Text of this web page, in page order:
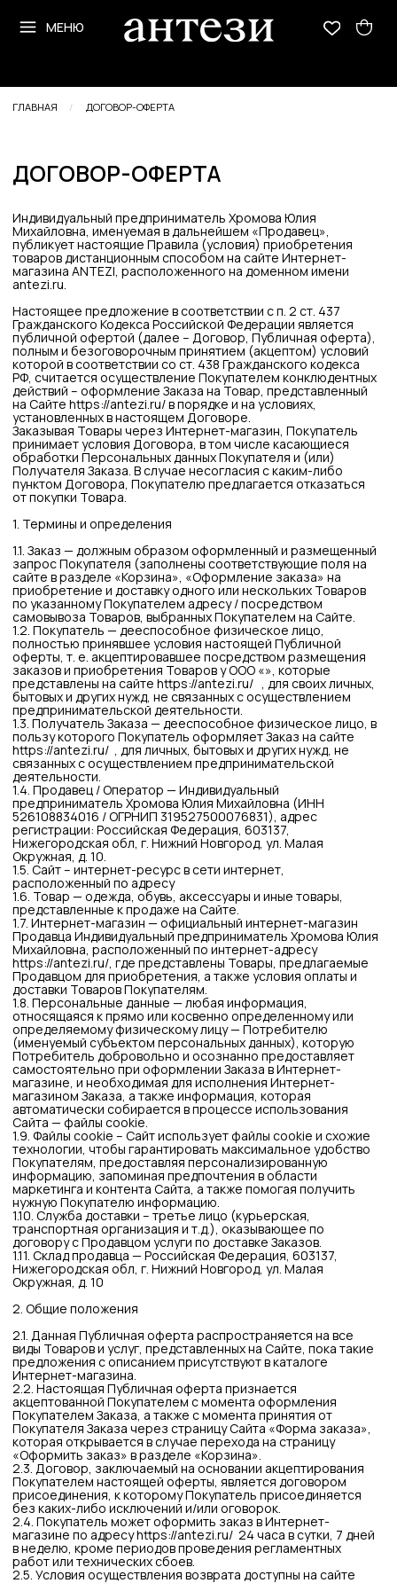
МЕНЮ
Михайловна, именуемая в дальнейшем «Продавец»,
публикует настоящие Правила (условия) приобретения
товаров дистанционным способом на сайте Интернет-
Настоящее предложение в соответствии с п. 2 ст. 437
Гражданского Кодекса Российской Федерации является
публичной офертой (далее – Договор, Публичная оферта),
полным и безоговорочным принятием (акцептом) условий
которой в соответствии со ст. 438 Гражданского кодекса
РФ, считается осуществление Покупателем конклюдентных
действий – оформление Заказа на Товар, представленный
на Сайтеhttps://antezi.ru/
Заказывая Товары через Интернет-магазин, Покупатель
принимает условия Договора, в том числе касающиеся
обработки Персональных данных Покупателя и (или)
Получателя Заказа. В случае несогласия с каким-либо
пунктом Договора, Покупателю предлагается отказаться
от покупки Товара.
1. Термины и определения
1.1. Заказ — должным образом оформленный и размещенный
запрос Покупателя (заполнены соответствующие поля на
сайте в разделе «Корзина», «Оформление заказа» на
приобретение и доставку одного или нескольких Товаров
по указанному Покупателем адресу / посредством
самовывоза Товаров, выбранных Покупателем на Сайте.
1.2. Покупатель — дееспособное физическое лицо,
полностью принявшее условия настоящей Публичной
оферты, т. е. акцептировавшее посредством размещения
заказов и приобретения Товаров у ООО «», которые
представлены на сайтеhttps://antezi.ru/, для своих личных,
бытовых и других нужд, не связанных с осуществлением
предпринимательской деятельности.
пользу которого Покупатель оформляет Заказ на сайте
связанных с осуществлением предпринимательской
деятельности.
1.4. Продавец / Оператор — Индивидуальный
предприниматель Хромова Юлия Михайловна (ИНН
526108834016 / ОГРНИП 319527500076831), адрес
регистрации: Российская Федерация, 603137,
Нижегородская обл, г. Нижний Новгород, ул. Малая
Окружная, д. 10.
1.5. Сайт – интернет-ресурс в сети интернет,
расположенный по адресу
1.6. Товар — одежда, обувь, аксессуары и иные товары,
представленные к продаже на Сайте.
1.7. Интернет-магазин — официальный интернет-магазин
Продавца Индивидуальный предприниматель Хромова Юлия
Михайловна, расположенный по интернет-адресу
https://antezi.ru/, где представлены Товары, предлагаемые
Продавцом для приобретения, а также условия оплаты и
доставки Товаров Покупателям.
1.8. Персональные данные — любая информация,
относящаяся к прямо или косвенно определенному или
определяемому физическому лицу — Потребителю
(именуемый субъектом персональных данных), которую
Потребитель добровольно и осознанно предоставляет
самостоятельно при оформлении Заказа в Интернет-
магазине, и необходимая для исполнения Интернет-
магазином Заказа, а также информация, которая
автоматически собирается в процессе использования
Сайта — файлы cookie.
1.9. Файлы cookie – Сайт использует файлы cookie и схожие
технологии, чтобы гарантировать максимальное удобство
Покупателям, предоставляя персонализированную
информацию, запоминая предпочтения в области
маркетинга и контента Сайта, а также помогая получить
нужную Покупателю информацию.
1.10. Служба доставки – третье лицо (курьерская,
транспортная организация и т.д.), оказывающее по
договору с Продавцом услуги по доставке Заказов.
1.11. Склад продавца — Российская Федерация, 603137,
Нижегородская обл, г. Нижний Новгород, ул. Малая
Окружная, д. 10
2. Общие положения
2.1. Данная Публичная оферта распространяется на все
виды Товаров и услуг, представленных на Сайте, пока такие
предложения с описанием присутствуют в каталоге
Интернет-магазина.
2.2. Настоящая Публичная оферта признается
акцептованной Покупателем с момента оформления
Покупателем Заказа, а также с момента принятия от
Покупателя Заказа через страницу Сайта «Форма заказа»,
которая открывается в случае перехода на страницу
«Оформить заказ» в разделе «Корзина».
2.3. Договор, заключаемый на основании акцептирования
Покупателем настоящей оферты, является договором
присоединения, к которому Покупатель присоединяется
без каких-либо исключений и/или оговорок.
2.4. Покупатель может оформить заказ в Интернет-
магазине по адресуhttps://antezi.ru/24 часа в сутки, 7 дней
в неделю, кроме периодов проведения регламентных
работ или технических сбоев.
2.5. Условия осуществления возврата доступны на сайте
https://antezi.ru/в разделах «Доставка» и «Возврат».
2.6. Отношения между Покупателем и Продавцом
регулируются Гражданским кодексом Российской
Федерации о розничной купле-продаже (§ 2 глава 30),
Законом «О защите прав потребителей», Постановлением
Правительства РФ «Об утверждении Правил продажи
товаров дистанционным способом» и принимаемыми в
соответствии с ним иными федеральными законами и
правовыми актами Российской Федерации.
2.7. Продавец оставляет за собой право вносить изменения
и/или дополнения в условия настоящего Договора путем
размещения таких изменений и/или дополнений в тексте
самого Договора при дальнейшем размещении на Сайте, в
связи, с чем Покупатель обязуется регулярно отслеживать
изменения/дополнения условий настоящего Договора,
размещенного на сайте в разделе «Вопросы и ответы».
Новая редакция Договора вступает в силу после его
сделанному после публикации, если иное не
предусмотрено условиями настоящего Договора.
товаров, размещаемых на Сайте, являются
собственностью Продавца или его контрагентов. Просмотр
информации или распечатка страниц Сайта разрешается
только для личного использования.
3. Предмет
3.1. Продавец обязуется продать Товары, представленные в
каталоге Интернет-магазина по адресуhttps://antezi.ru/, а
Покупатель обязуется принять и оплатить Товар по ценам,
указанным в описании Товара на соответствующей
странице Сайта, на условиях настоящего Договора.
3.2. Факт оформления заказа Покупателем является
безоговорочным фактом принятия Покупателем условий
данного Договора, в том числе касающихся обработки его
Персональных данных.
3.3. Договор розничной купли-продажи считается
заключенным с момента выдачи Продавцом Покупателю
кассового или товарного чека либо иного документа,
подтверждающего оплату товара.
3.4. Осуществляя Заказ, Покупатель соглашается с тем, что
Продавец может поручить исполнение Договора третьему
лицу, при этом оставаясь ответственным за его
исполнение.
4. Оформление и сроки выполнения Заказа